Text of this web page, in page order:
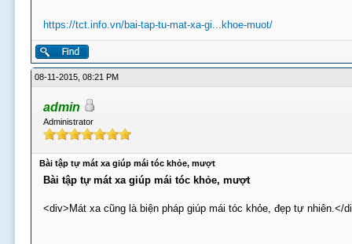
https://tct.info.vn/bai-tap-tu-mat-xa-gi...khoe-muot/
08-11-2015, 08:21 PM
admin
Administrator
Bài tập tự mát xa giúp mái tóc khỏe, mượt
Bài tập tự mát xa giúp mái tóc khỏe, mượt
<div>Mát xa cũng là biện pháp giúp mái tóc khỏe, đẹp tự nhiên.</